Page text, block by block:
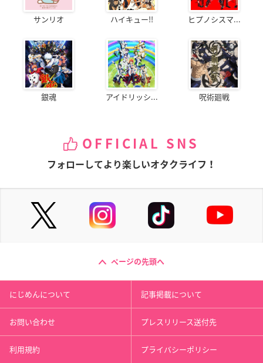
サンリオ ハイキュー!! ヒプノシスマ...
銀魂 アイドリッシ... 呪術廻戦
OFFICIAL SNS
フォローしてより楽しいオタクライフ！
ページの先頭へ
にじめんについて 記事掲載について
お問い合わせ プレスリリース送付先
利用規約 プライバシーポリシー